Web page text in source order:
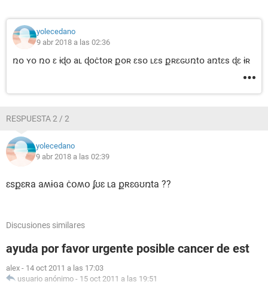
yolecedano
9 abr 2018 a las 02:36
ռօ ʏօ ռօ ɛ ɨɖօ aʟ ɖօċtօʀ քօʀ ɛsօ ʟɛs քʀɛɢʊռtօ aռtɛs ɖɛ ɨʀ
RESPUESTA 2 / 2
yolecedano
9 abr 2018 a las 02:39
ɛsքɛʀa aʍɨɢa ċօʍօ ʄʊɛ ʟa քʀɛɢʊռta ??
Discusiones similares
ayuda por favor urgente posible cancer de est
alex - 14 oct 2011 a las 17:03
usuario anónimo - 15 oct 2011 a las 19:51